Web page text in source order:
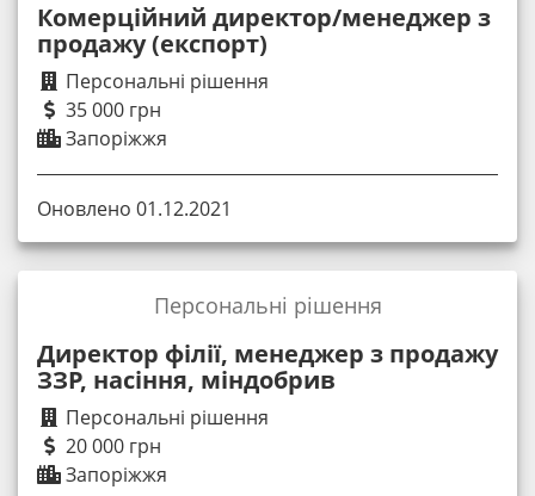
Комерційний директор/менеджер з
продажу (експорт)
Персональні рішення
35 000 грн
Запоріжжя
Оновлено 01.12.2021
Директор філії, менеджер з продажу
ЗЗР, насіння, міндобрив
Персональні рішення
20 000 грн
Запоріжжя
Персональні рішення